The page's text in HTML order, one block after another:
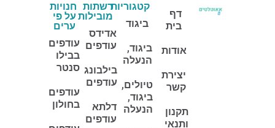
דף
בית
אודות
יצירת
קשר
תקנון
ותנאי
קטגוריות
ביגוד
ביגוד,
הנעלה
טיולים,
ביגוד,
הנעלה
רשתות
מובילות
אדידס
עודפים
בילבונג
עודפים
דלתא
עודפים
חנויות
על פי
ערים
עודפים
בבילו
סנטר
עודפים
בחולון